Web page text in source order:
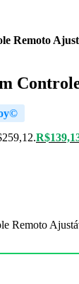
Remoto
R$
Remoto